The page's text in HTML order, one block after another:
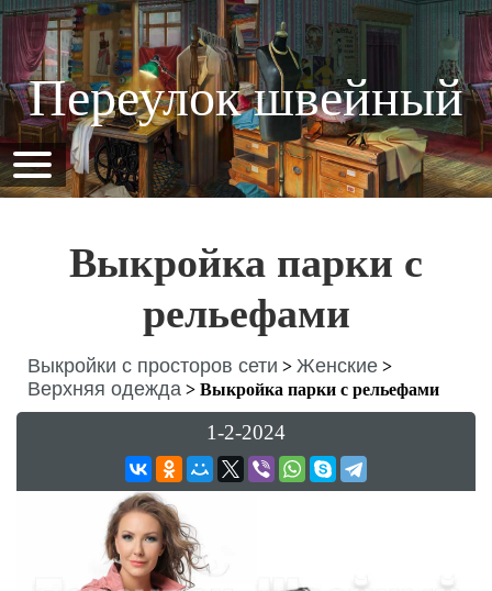
Переулок швейный
Выкройка парки с
рельефами
Выкройки с просторов сети > Женские >
Верхняя одежда > Выкройка парки с рельефами
1-2-2024